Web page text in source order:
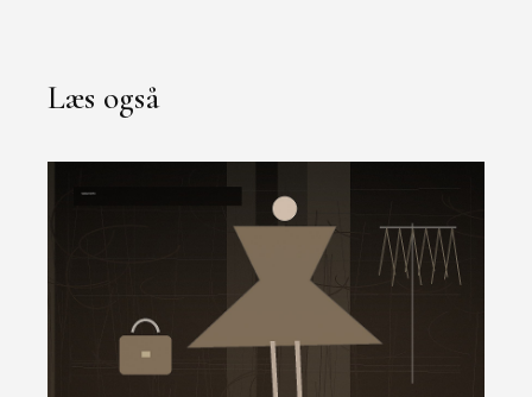
Læs også